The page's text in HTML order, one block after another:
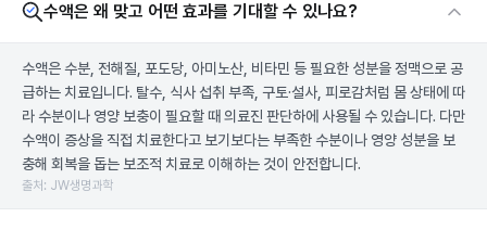
수액은 왜 맞고 어떤 효과를 기대할 수 있나요?
수액은 수분, 전해질, 포도당, 아미노산, 비타민 등 필요한 성분을 정맥으로 공
급하는 치료입니다. 탈수, 식사 섭취 부족, 구토·설사, 피로감처럼 몸 상태에 따
라 수분이나 영양 보충이 필요할 때 의료진 판단하에 사용될 수 있습니다. 다만
수액이 증상을 직접 치료한다고 보기보다는 부족한 수분이나 영양 성분을 보
충해 회복을 돕는 보조적 치료로 이해하는 것이 안전합니다.
출처: JW생명과학